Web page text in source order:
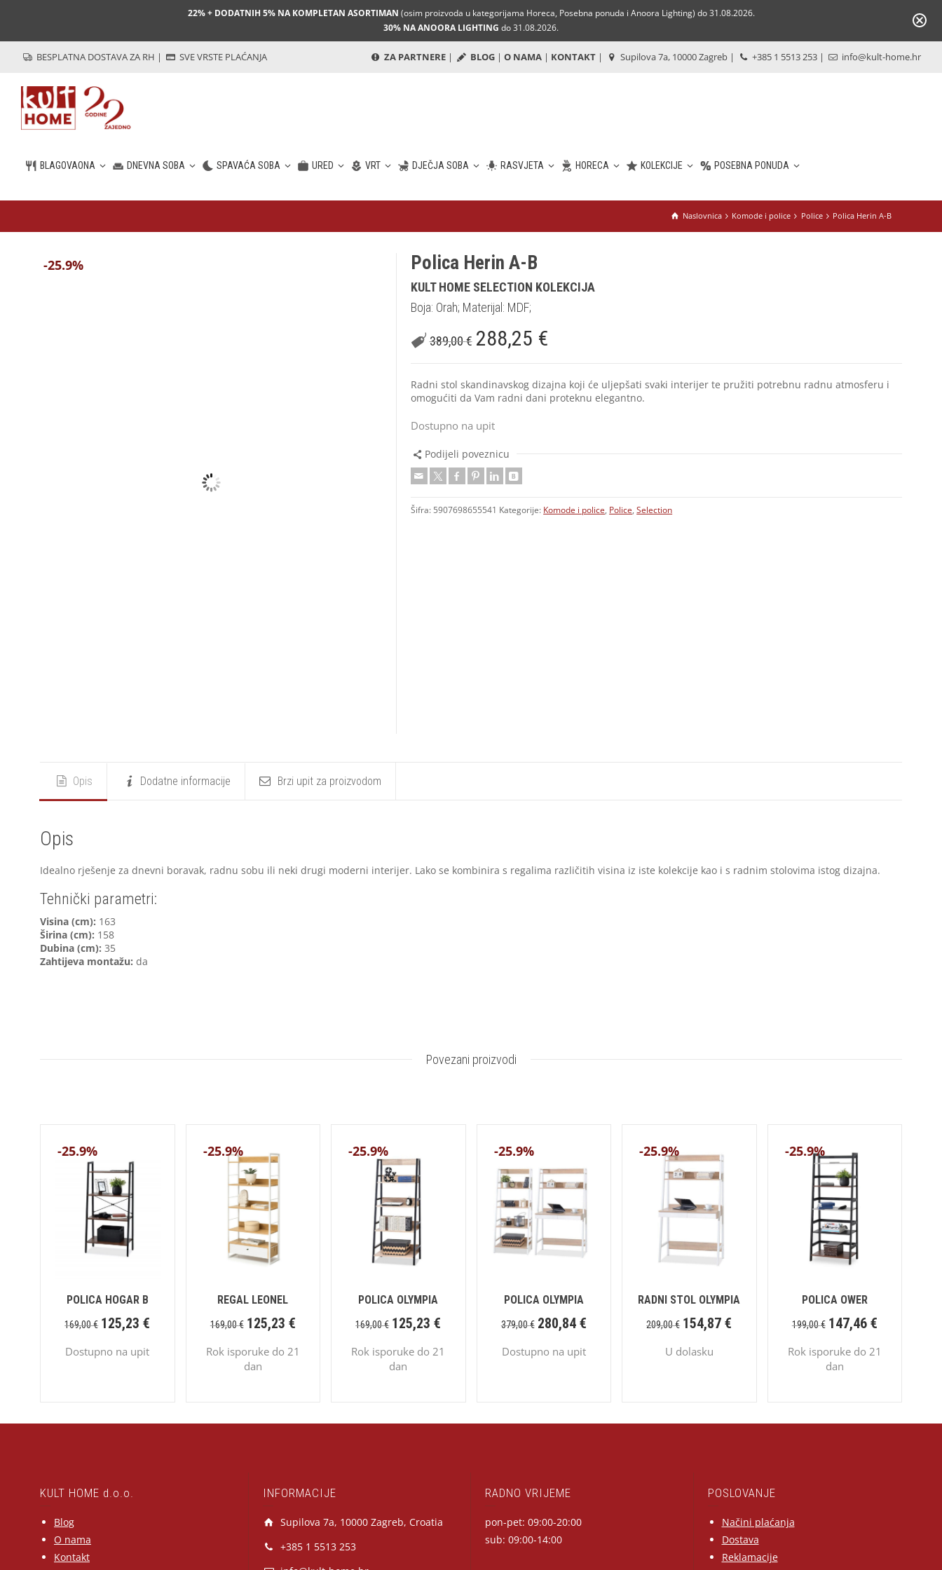
22% + DODATNIH 5% NA KOMPLETAN ASORTIMAN (osim proizvoda u kategorijama Horeca, Posebna ponuda i Anoora Lighting) do 31.08.2026.
30% NA ANOORA LIGHTING do 31.08.2026.
BESPLATNA DOSTAVA ZA RH | SVE VRSTE PLAĆANJA ZA PARTNERE | BLOG | O NAMA | KONTAKT | Supilova 7a, 10000 Zagreb | +385 1 5513 253 | info@kult-home.hr
BLAGOVAONA DNEVNA SOBA SPAVAĆA SOBA URED VRT DJEČJA SOBA RASVJETA HORECA KOLEKCIJE POSEBNA PONUDA
HR
Naslovnica Komode i police Police Polica Herin A-B
-25.9% Polica Herin A-B
KULT HOME SELECTION KOLEKCIJA
Boja: Orah; Materijal: MDF;
389,00€ 288,25 €
Radni stol skandinavskog dizajna koji će uljepšati svaki interijer te pružiti potrebnu radnu atmosferu i
omogućiti da Vam radni dani proteknu elegantno.
Dostupno na upit
Podijeli poveznicu
Šifra: 5907698655541 Kategorije: Komode i police Police ,Selection
Opis Dodatne informacije Brzi upit za proizvodom
Opis
Idealno rješenje za dnevni boravak, radnu sobu ili neki drugi moderni interijer. Lako se kombinira s regalima različitih visina iz iste kolekcije kao i s radnim stolovima istog dizajna.
Tehnički parametri:
Visina (cm): 163
Širina (cm): 158
Dubina (cm): 35
Zahtijeva montažu: da
Povezani proizvodi
-25.9%
POLICA HOGAR B
169,00€ 125,23€
Dostupno na upit
-25.9%
REGAL LEONEL
169,00€ 125,23 €
Rok isporuke do 21
dan
-25.9%
POLICA OLYMPIA
169,00€ 125,23€
Rok isporuke do 21
dan
-25.9%
POLICA OLYMPIA
379,00€ 280,84 €
Dostupno na upit
-25.9%
RADNI STOL OLYMPIA
209,00€ 154,87€
U dolasku
-25.9%
POLICA OWER
199,00€ 147,46 €
Rok isporuke do 21
dan
KULT HOME d.o.o.
Blog
O nama
Kontakt
INFORMACIJE
Supilova 7a, 10000 Zagreb, Croatia
+385 1 5513 253
RADNO VRIJEME
pon-pet: 09:00-20:00
sub: 09:00-14:00
POSLOVANJE
Načini plaćanja
Dostava
Reklamacije